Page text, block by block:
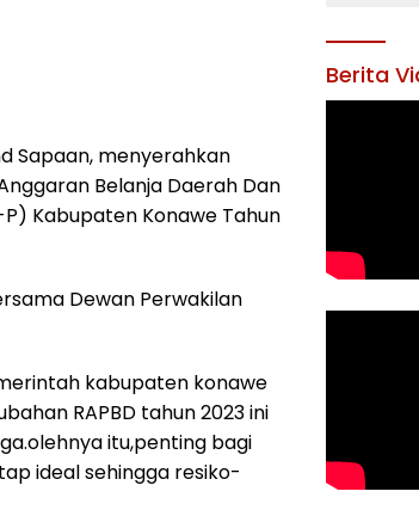
Sapaan, menyerahkan
Belanja Daerah Dan
Kabupaten Konawe Tahun
Dewan Perwakilan
kabupaten konawe
RAPBD tahun 2023 ini
itu,penting bagi
ideal sehingga resiko-
Berita